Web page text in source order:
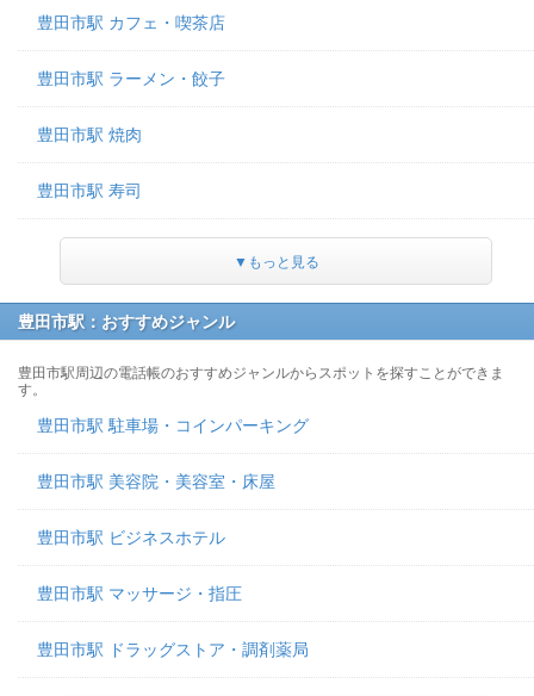
豊田市駅 カフェ・喫茶店
豊田市駅 ラーメン・餃子
豊田市駅 焼肉
豊田市駅 寿司
▼もっと見る
豊田市駅：おすすめジャンル
豊田市駅周辺の電話帳のおすすめジャンルからスポットを探すことができま
す。
豊田市駅 駐車場・コインパーキング
豊田市駅 美容院・美容室・床屋
豊田市駅 ビジネスホテル
豊田市駅 マッサージ・指圧
豊田市駅 ドラッグストア・調剤薬局